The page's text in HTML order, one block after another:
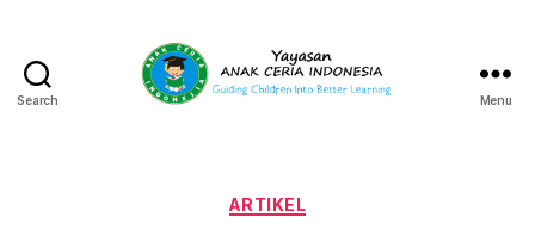
Search
Indonesia
Menu
Categories
ARTIKEL